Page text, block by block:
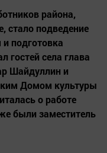
района,
стало подведение
подготовка
гостей села глава
Шайдуллин и
Домом культуры
о работе
были заместитель